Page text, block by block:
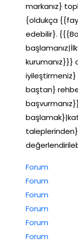
markanız}
{oldukça
edebilir}.
baştan}
Forum
Forum
Forum
Forum
Forum
Forum